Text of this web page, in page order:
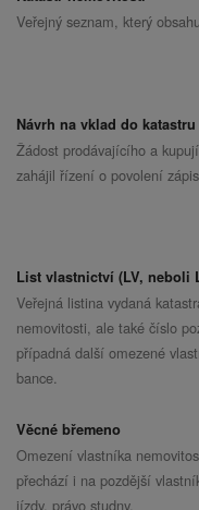
Veřejný seznam, který
Návrh na vklad do
Žádost prodávajícího a
zahájil řízení o povolení
List vlastnictví (LV, neboli
Veřejná listina vydaná
nemovitosti, ale také číslo
případná další omezené
bance.
Věcné břemeno
Omezení vlastníka
přechází i na pozdější
jízdy, právo studny.